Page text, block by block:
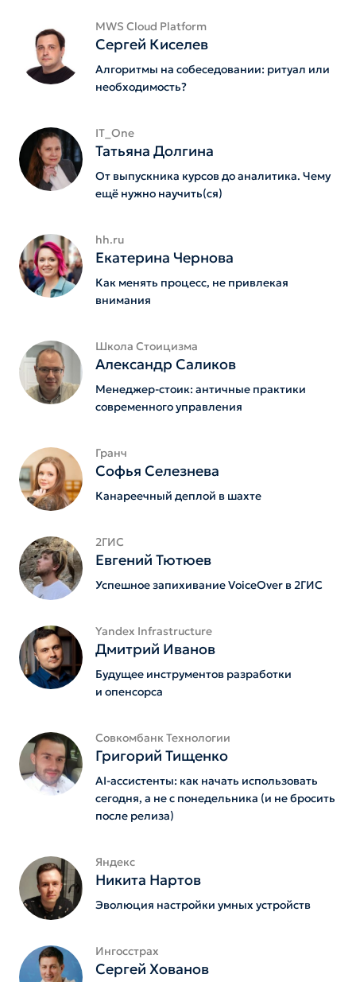
MWS Cloud Platform
Сергей Киселев
Алгоритмы на собеседовании: ритуал или
необходимость?
IT_One
Татьяна Долгина
От выпускника курсов до аналитика. Чему
ещё нужно научить(ся)
hh.ru
Екатерина Чернова
Как менять процесс, не привлекая
внимания
Школа Стоицизма
Александр Саликов
Менеджер-стоик: античные практики
современного управления
Гранч
Софья Селезнева
Канареечный деплой в шахте
2ГИС
Евгений Тютюев
Успешное запихивание VoiceOver в 2ГИС
Yandex Infrastructure
Дмитрий Иванов
Будущее инструментов разработки
и опенсорса
Совкомбанк Технологии
Григорий Тищенко
AI-ассистенты: как начать использовать
сегодня, а не с понедельника (и не бросить
после релиза)
Яндекс
Никита Нартов
Эволюция настройки умных устройств
Ингосстрах
Сергей Хованов